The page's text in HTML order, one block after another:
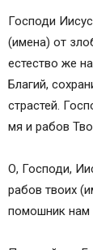
Молитва
Молитва
Молитва
Полная
Молитва
Молитва
Молитва
Молитва
Господи
(имена) от
естество же
Благий,
страстей.
мя и рабов
О, Господи,
рабов твоих
помошник нам